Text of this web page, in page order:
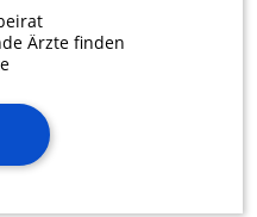
Ärzte finden